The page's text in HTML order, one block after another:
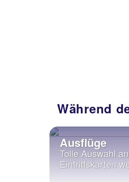
Während
Ausflüge
Tolle Auswahl
Eintrittskarten